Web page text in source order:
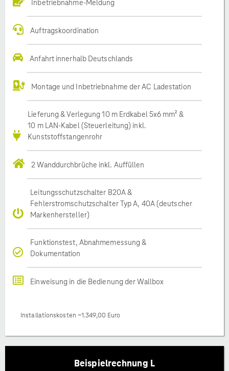
Inbetriebnahme-Meldung
Auftragskoordination
Anfahrt innerhalb Deutschlands
Montage und Inbetriebnahme der AC Ladestation
Lieferung & Verlegung 10 m Erdkabel 5x6 mm² &
10 m LAN-Kabel (Steuerleitung) inkl.
Kunststoffstangenrohr
2 Wanddurchbrüche inkl. Auffüllen
Leitungsschutzschalter B20A &
Fehlerstromschutzschalter Typ A, 40A (deutscher
Markenhersteller)
Funktionstest, Abnahmemessung &
Dokumentation
Einweisung in die Bedienung der Wallbox
Installationskosten ~1.349,00 Euro
Beispielrechnung L